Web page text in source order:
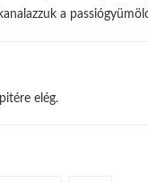
a
elég.